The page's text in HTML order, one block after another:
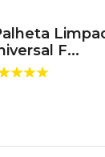
F...